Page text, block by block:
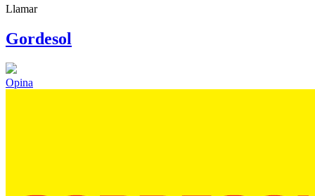
Llamar
Gordesol
Opina